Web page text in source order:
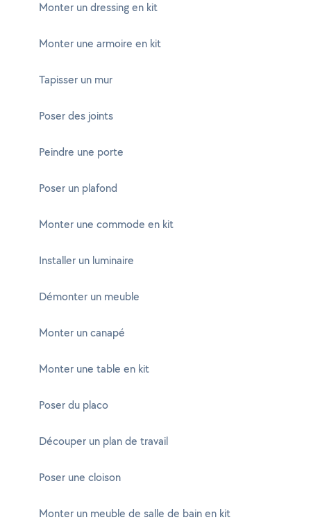
Monter un dressing en kit
Monter une armoire en kit
Tapisser un mur
Poser des joints
Peindre une porte
Poser un plafond
Monter une commode en kit
Installer un luminaire
Démonter un meuble
Monter un canapé
Monter une table en kit
Poser du placo
Découper un plan de travail
Poser une cloison
Monter un meuble de salle de bain en kit